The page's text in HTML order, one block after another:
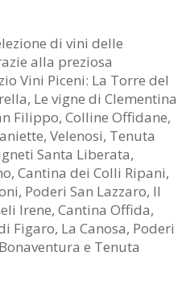
di vini delle
alla preziosa
Vini Piceni: La Torre del
Le vigne di Clementina
Filippo, Colline Offidane,
Velenosi, Tenuta
Santa Liberata,
Cantina dei Colli Ripani,
Poderi San Lazzaro, Il
Irene, Cantina Offida,
Figaro, La Canosa, Poderi
e Tenuta